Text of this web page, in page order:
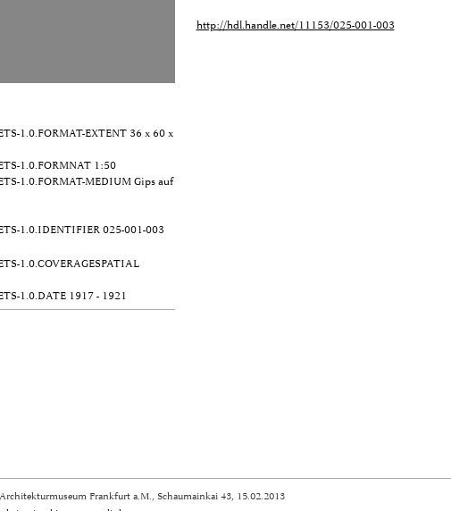
1.0.FORMAT-EXTENT36 x 60 x
1.0.FORMNAT1:50
1.0.FORMAT-MEDIUMGips auf
1.0.IDENTIFIER025-001-003
1.0.COVERAGESPATIAL
1.0.DATE1917 - 1921
http://hdl.handle.net/11153/025-001-003
Frankfurt a.M., Schaumainkai 43, 15.02.2013